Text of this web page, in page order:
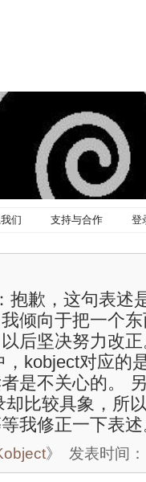
们 支持与合作 登
抱歉，这句表述
倾向于把一个
后坚决努力改
，kobject对应的
是不关心的。
却比较具象，所
我修正一下表
》 发表时间